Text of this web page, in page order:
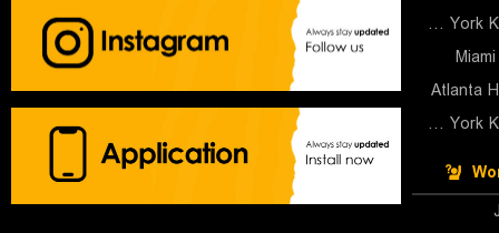
New York Knicks (Cyber)
Atlanta
New York Knicks (Cyber)